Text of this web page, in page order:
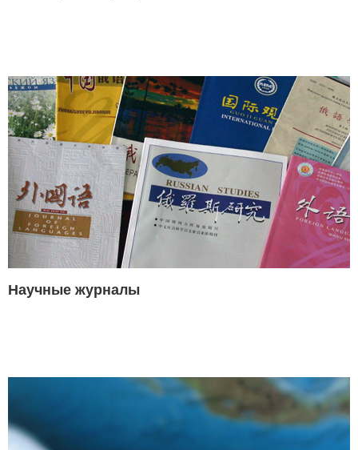
Научные журналы